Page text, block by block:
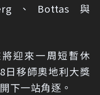
、Bottas 與
迎來一周短暫休
日移師奧地利大獎
下一站角逐。